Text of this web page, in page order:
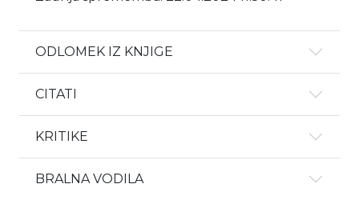
ODLOMEK IZ KNJIGE
CITATI
KRITIKE
BRALNA VODILA